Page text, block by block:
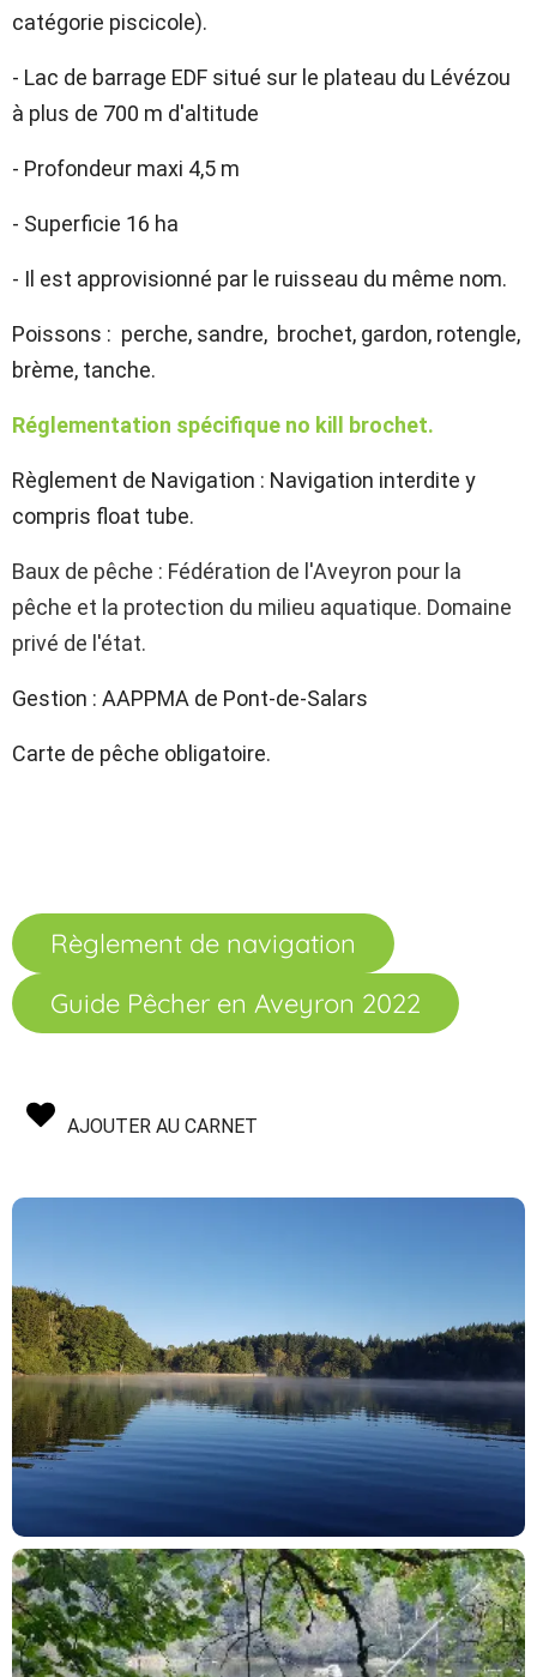
catégorie piscicole).
- Lac de barrage EDF situé sur le plateau du Lévézou
à plus de 700 m d'altitude
- Profondeur maxi 4,5 m
- Superficie 16 ha
- Il est approvisionné par le ruisseau du même nom.
Poissons : perche, sandre, brochet, gardon, rotengle,
brème, tanche.
Réglementation spécifique no kill brochet.
Règlement de Navigation : Navigation interdite y
compris float tube.
Baux de pêche : Fédération de l'Aveyron pour la
pêche et la protection du milieu aquatique. Domaine
privé de l'état.
Gestion : AAPPMA de Pont-de-Salars
Carte de pêche obligatoire.
Règlement de navigation
Guide Pêcher en Aveyron 2022
AJOUTER AU CARNET